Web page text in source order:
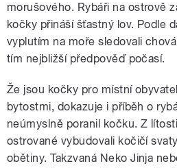
morušového. Rybáři na ostrově
kočky přináší šťastný lov. Podle
vyplutím na moře sledovali
tím nejbližší předpověď počasí.
Že jsou kočky pro místní
bytostmi, dokazuje i příběh o
neúmyslně poranil kočku. Z
ostrované vybudovali kočičí
obětiny. Takzvaná Neko Jinja